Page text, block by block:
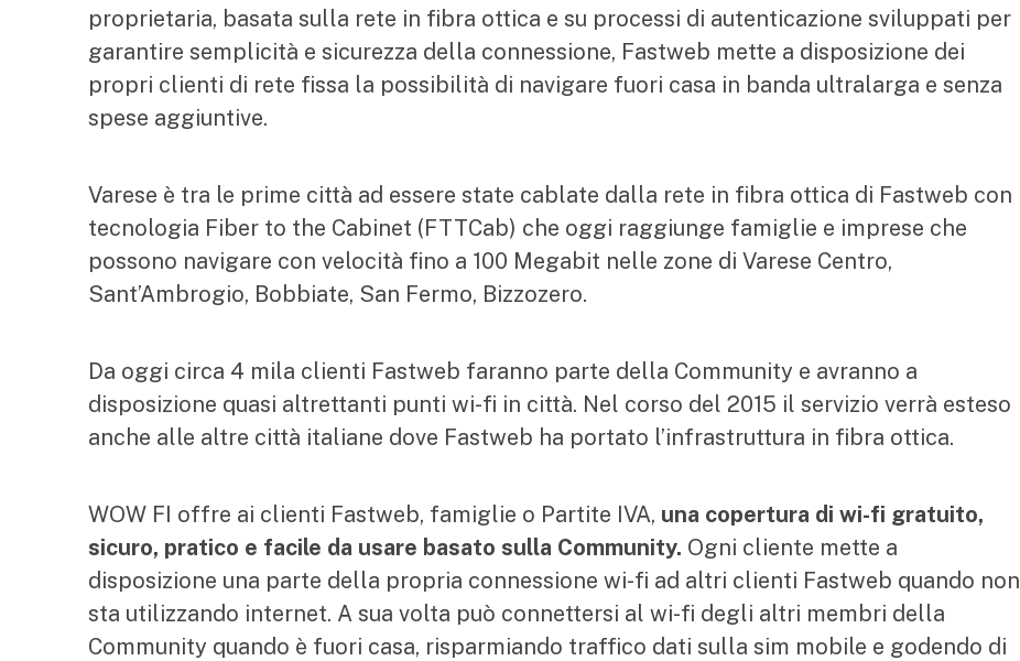
proprietaria, basata sulla rete in fibra ottica e su processi di autenticazione sviluppati per
garantire semplicità e sicurezza della connessione, Fastweb mette a disposizione dei
propri clienti di rete fissa la possibilità di navigare fuori casa in banda ultralarga e senza
spese aggiuntive.
Varese è tra le prime città ad essere state cablate dalla rete in fibra ottica di Fastweb con
tecnologia Fiber to the Cabinet (FTTCab) che oggi raggiunge famiglie e imprese che
possono navigare con velocità fino a 100 Megabit nelle zone di Varese Centro,
Sant’Ambrogio, Bobbiate, San Fermo, Bizzozero.
Da oggi circa 4 mila clienti Fastweb faranno parte della Community e avranno a
disposizione quasi altrettanti punti wi-fi in città. Nel corso del 2015 il servizio verrà esteso
anche alle altre città italiane dove Fastweb ha portato l’infrastruttura in fibra ottica.
WOW FI offre ai clienti Fastweb, famiglie o Partite IVA, una copertura di wi-fi gratuito,
sicuro, pratico e facile da usare basato sulla Community. Ogni cliente mette a
disposizione una parte della propria connessione wi-fi ad altri clienti Fastweb quando non
sta utilizzando internet. A sua volta può connettersi al wi-fi degli altri membri della
Community quando è fuori casa, risparmiando traffico dati sulla sim mobile e godendo di